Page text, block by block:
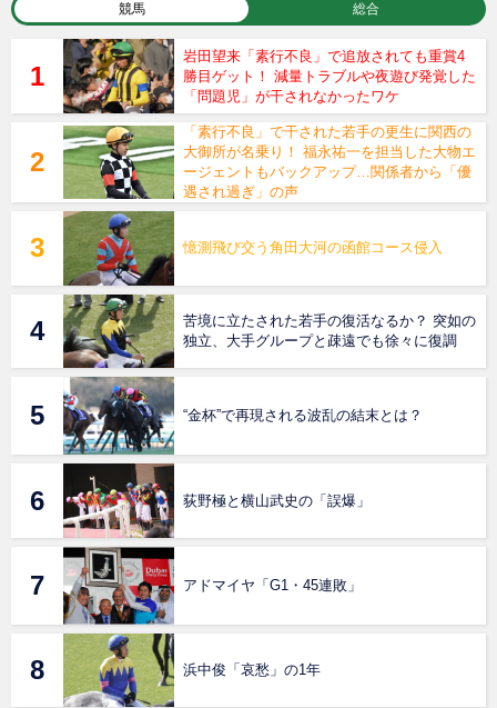
競馬 総合
岩田望来「素行不良」で追放されても重賞4
勝目ゲット！ 減量トラブルや夜遊び発覚した
「問題児」が干されなかったワケ
「素行不良」で干された若手の更生に関西の
大御所が名乗り！ 福永祐一を担当した大物エ
ージェントもバックアップ…関係者から「優
遇され過ぎ」の声
憶測飛び交う角田大河の函館コース侵入
苦境に立たされた若手の復活なるか？ 突如の
独立、大手グループと疎遠でも徐々に復調
“金杯”で再現される波乱の結末とは？
荻野極と横山武史の「誤爆」
アドマイヤ「G1・45連敗」
浜中俊「哀愁」の1年